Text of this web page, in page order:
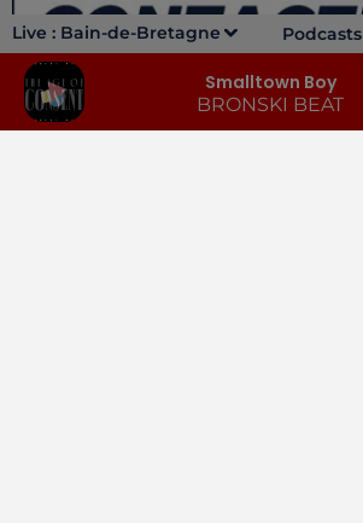
Live : Bain-de-Bretagne Podcasts
Smalltown Boy
BRONSKI BEAT